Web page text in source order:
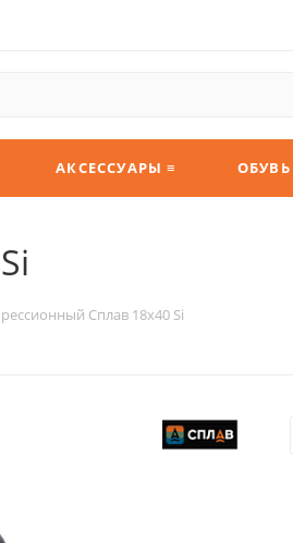
АКСЕССУАРЫ ≡ ОБУВЬ
Сплав 18х40 Si